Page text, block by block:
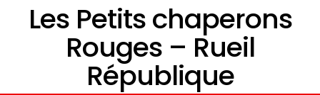
Les Petits chaperons
Rouges – Rueil
République